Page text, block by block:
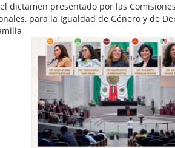
dictamen presentado por las
para la Igualdad de Género y de